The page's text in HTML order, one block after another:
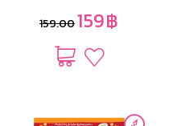
159.00159฿